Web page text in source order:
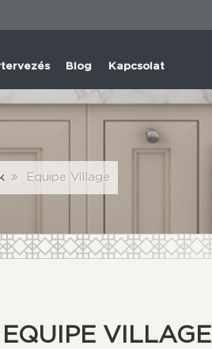
Blog Kapcsolat
Equipe Village
EQUIPE VILLAGE